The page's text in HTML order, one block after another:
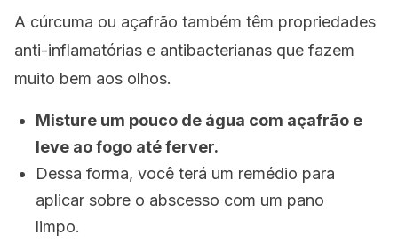
A cúrcuma ou açafrão também têm propriedades
anti-inflamatórias e antibacterianas que fazem
muito bem aos olhos.
Misture um pouco de água com açafrão e
leve ao fogo até ferver.
Dessa forma, você terá um remédio para
aplicar sobre o abscesso com um pano
limpo.